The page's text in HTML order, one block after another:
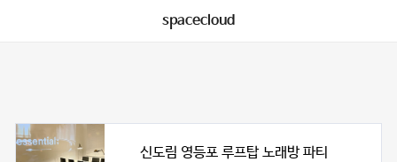
spacecloud
신도림 영등포 루프탑 노래방 파티